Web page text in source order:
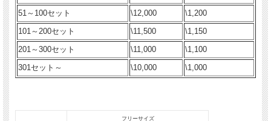
51～100セット
\12,000
\1,200
101～200セット
\11,500
\1,150
201～300セット
\11,000
\1,100
301セット～
\10,000 \1,000
フリーサイズ